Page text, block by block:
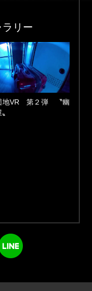
リー
地VR 第２弾 〝幽
でシェア